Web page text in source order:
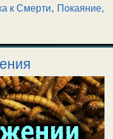
к Смерти, Покаяние,